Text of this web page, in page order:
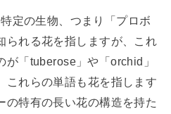
定の生物、つまり「プロボ
られる花を指しますが、これ
が「tuberose」や「orchid」
これらの単語も花を指します
の特有の長い花の構造を持た